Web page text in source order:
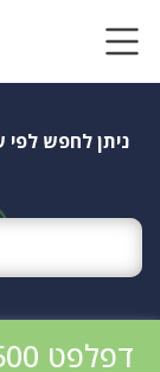
ניתן לחפש
דפלפט 500 טבליות מצופות